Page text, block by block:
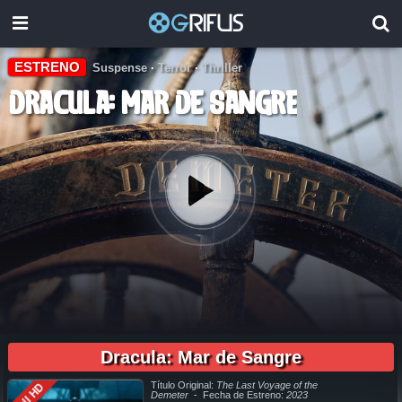
ESTRENO Suspense ·Terror· Thriller
Dracula: Mar de Sangre
completa Dracula: Mar de Sangre en español latino, pelicula completa Dracula: Mar de Sangre audio latino, pelicula completa Dracula: Mar de Sangre audio latino online, como ver Dracula: Mar
como ver y descargar Dracula: Mar de Sangre pelicula completa en español latino, ver Dracula: Mar de Sangre pelicula completa en español, ver Dracula: Mar de Sangre pelicula completa en
español latino, Dracula: Mar de Sangre pelicula completa audio latino, Dracula: Mar de Sangre pelicula completa 2019, Dracula: Mar de Sangre pelicula completa en español, Dracula: Mar de
Sangre pelicula completa en español latino, trailer Dracula: Mar de Sangre, Dracula: Mar de Sangre trailer, ver trailer Dracula: Mar de Sangre español, trailer en español Dracula: Mar de Sangre,
Dracula: Mar de Sangre trailer español latino, Dracula: Mar de Sangre descargar torrent gratis, descargar pelicula completa Dracula: Mar de Sangre hd, descargar Dracula: Mar de Sangre
pelicula completa, descargar Dracula: Mar de Sangre pelicula completa torrent, descargar Dracula: Mar de Sangre pelicula completa utorrent, descargar Dracula: Mar de Sangre pelicula
descargar pelicula Dracula: Mar de Sangre gratis, descargar pelicula Dracula: Mar de Sangre completa, en Español, en Español Latino, en Latino, ver Dracula: Mar de Sangre Online, ver gratis
Dracula: Mar de Sangre online, ver pelicula Dracula: Mar de Sangre online, ver Dracula: Mar de Sangre online megavideo, ver pelicula Dracula: Mar de Sangre online gratis, ver online Dracula:
Mar de Sangre, Dracula: Mar de Sangre online ver pelicula, ver estreno Dracula: Mar de Sangre online, Dracula: Mar de Sangre online ver, Dracula: Mar de Sangre ver online, Ver Pelicula
Dracula: Mar de Sangre Español Latino, Pelicula Dracula: Mar de Sangre Latino Online, Pelicula Dracula: Mar de Sangre Español Online, Pelicula Dracula: Mar de Sangre Subtitulado,
Dracula: Mar de Sangre
Título Original: The Last Voyage of the
Demeter - Fecha de Estreno:2023